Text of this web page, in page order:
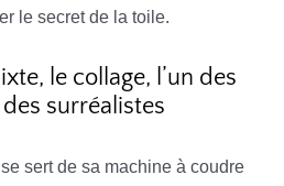
le secret de la toile.
le collage, l’un des
surréalistes
sert de sa machine à coudre